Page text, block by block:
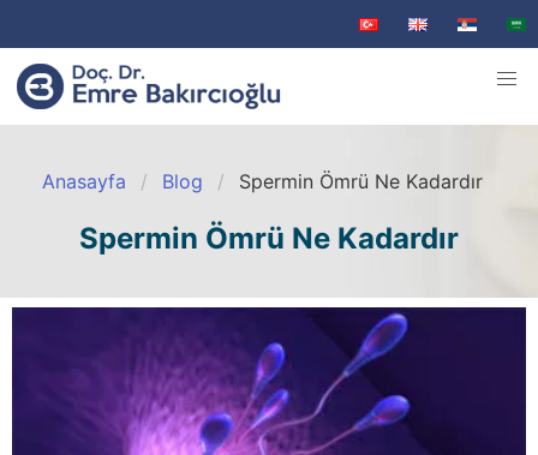
Anasayfa Blog Spermin Ömrü Ne Kadardır
Spermin Ömrü Ne Kadardır